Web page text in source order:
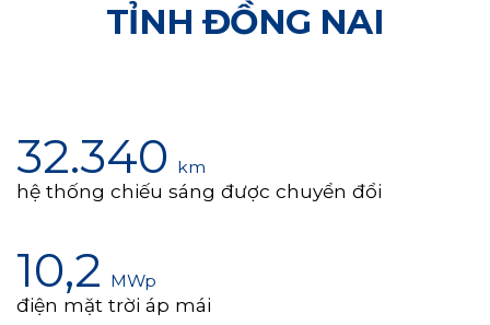
TỈNH ĐỒNG NAI
32.340 km
hệ thống chiếu sáng được chuyển đổi
10,2 MWp
điện mặt trời áp mái